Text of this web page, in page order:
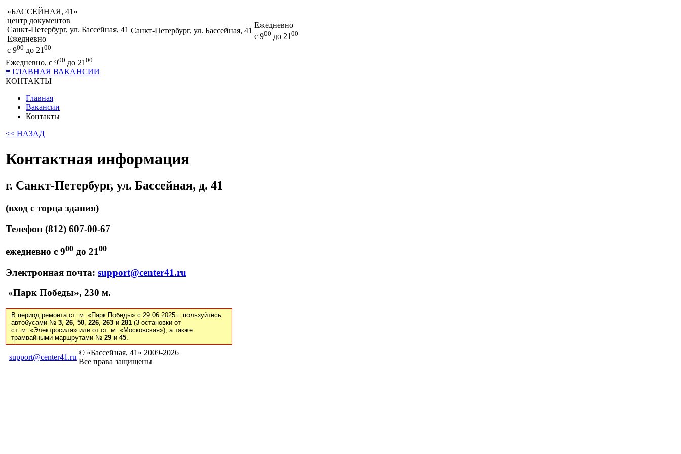
«БАССЕЙНАЯ, 41»
центр документов
Санкт-Петербург, ул. Бассейная, 41
Ежедневно
с 900 до 21 00
Санкт-Петербург, ул. Бассейная, 41
Ежедневно
с 900 до 21 00
Ежедневно, с 900 до 21 00
≡ ГЛАВНАЯ ВАКАНСИИ
КОНТАКТЫ
Главная
Вакансии
Контакты
<< НАЗАД
Контактная информация
г. Санкт-Петербург, ул. Бассейная, д. 41
(вход с торца здания)
Телефон (812) 607-00-67
ежедневно с 900 до 2100
Электронная почта: support@center41.ru
«Парк Победы», 230 м.
В период ремонта ст. м. «Парк Победы» с 29.06.2025 г. пользуйтесь
автобусами № 3 26 50 226 263 и 281 (3 остановки от
ст. м. «Электросила» или от ст. м. «Московская»), а также
трамвайными маршрутами № 29 и 45
support@center41.ru
© «Бассейная, 41» 2009-2026
Все права защищены